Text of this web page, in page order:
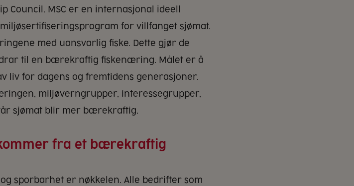
MSC er en internasjonal ideell
for villfanget sjømat.
med uansvarlig fiske. Dette gjør de
til en bærekraftig fiskenæring. Målet er å
liv for dagens og fremtidens generasjoner.
miljøverngrupper, interessegrupper,
sjømat blir mer bærekraftig.
fra et bærekraftig
sporbarhet er nøkkelen. Alle bedrifter som